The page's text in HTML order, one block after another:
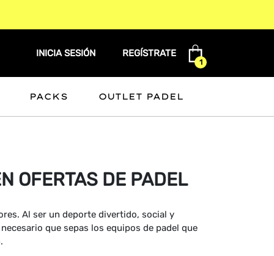
INICIA SESIÓN REGÍSTRATE
1
PACKS OUTLET PADEL
OFERTAS DE PADEL
Al ser un deporte divertido, social y
que sepas los equipos de padel que